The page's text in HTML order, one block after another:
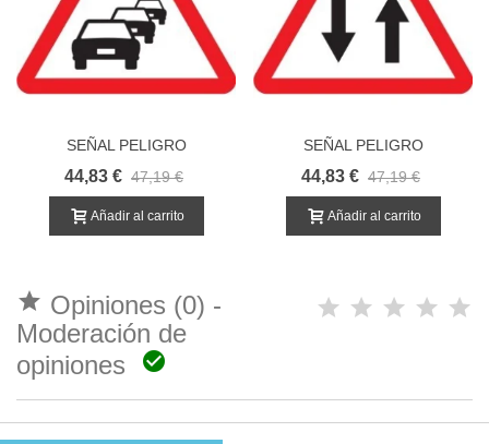
SEÑAL PELIGRO
CONGESTIÓN
44,83 € 47,19 €
Añadir al carrito
SEÑAL PELIGRO
CIRCULACIÓN EN LOS DOS
44,83 € 47,19 €
Añadir al carrito
 Opiniones (0) -
Moderación de
opiniones
